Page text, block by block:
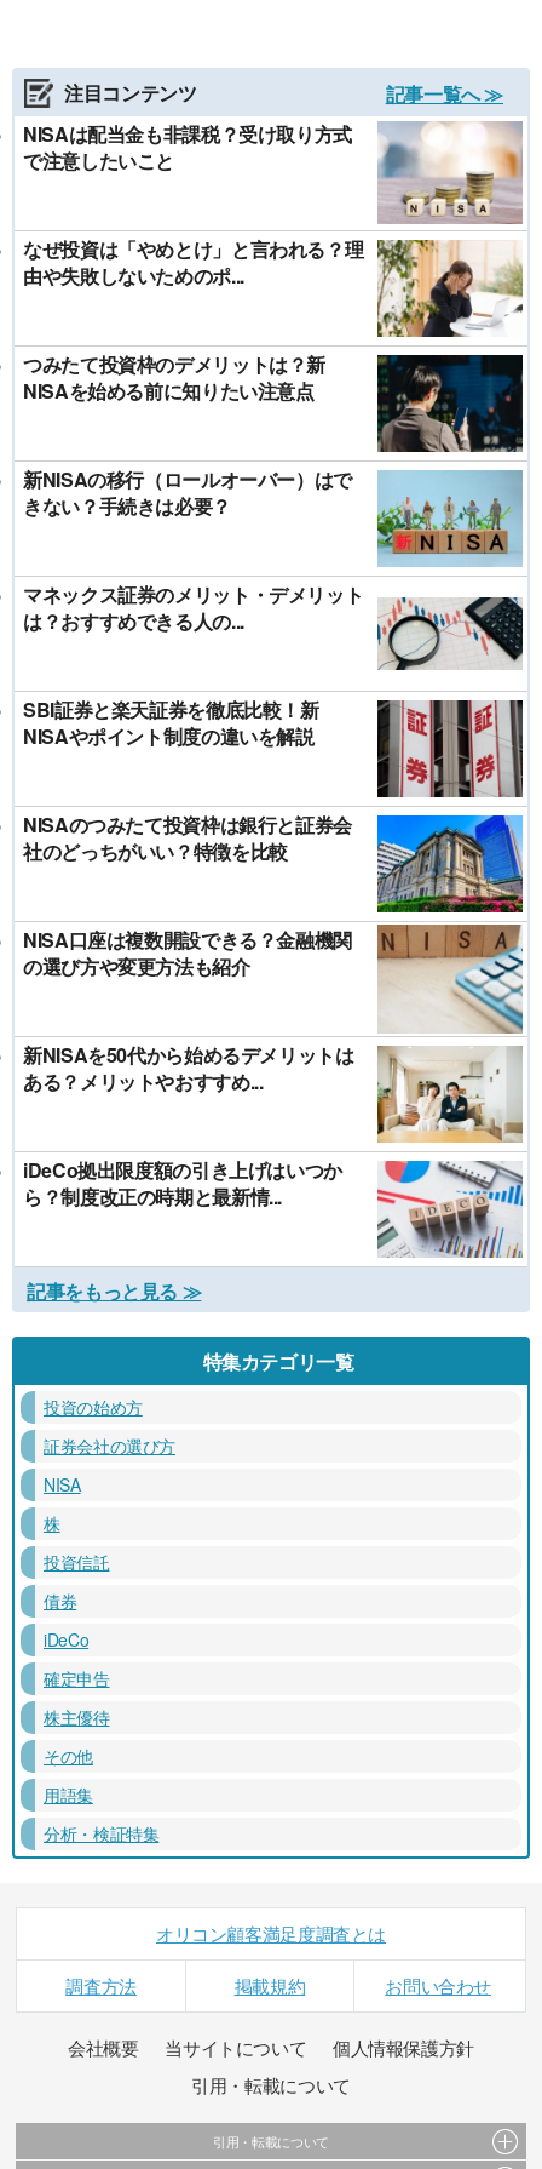
注目コンテンツ
記事一覧へ ≫
NISAは配当金も非課税？受け取り方式
で注意したいこと
なぜ投資は「やめとけ」と言われる？理
由や失敗しないためのポ...
つみたて投資枠のデメリットは？新
NISAを始める前に知りたい注意点
新NISAの移行（ロールオーバー）はで
きない？手続きは必要？
マネックス証券のメリット・デメリット
は？おすすめできる人の...
SBI証券と楽天証券を徹底比較！新
NISAやポイント制度の違いを解説
NISAのつみたて投資枠は銀行と証券会
社のどっちがいい？特徴を比較
NISA口座は複数開設できる？金融機関
の選び方や変更方法も紹介
新NISAを50代から始めるデメリットは
ある？メリットやおすすめ...
iDeCo拠出限度額の引き上げはいつか
ら？制度改正の時期と最新情...
記事をもっと見る ≫
特集カテゴリ一覧
投資の始め方
証券会社の選び方
NISA
株
投資信託
債券
iDeCo
確定申告
株主優待
その他
用語集
分析・検証特集
オリコン顧客満足度調査とは
調査方法 掲載規約 お問い合わせ
会社概要 当サイトについて
個人情報保護方針
引用・転載について
引用・転載について